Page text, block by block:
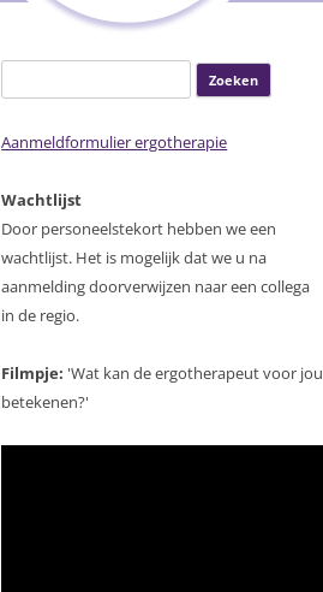
naar:
Aanmeldformulier ergotherapie
Wachtlijst
Door personeelstekort hebben we een
wachtlijst. Het is mogelijk dat we u na
aanmelding doorverwijzen naar een collega
in de regio.
Filmpje: 'Wat kan de ergotherapeut voor jou
betekenen?'